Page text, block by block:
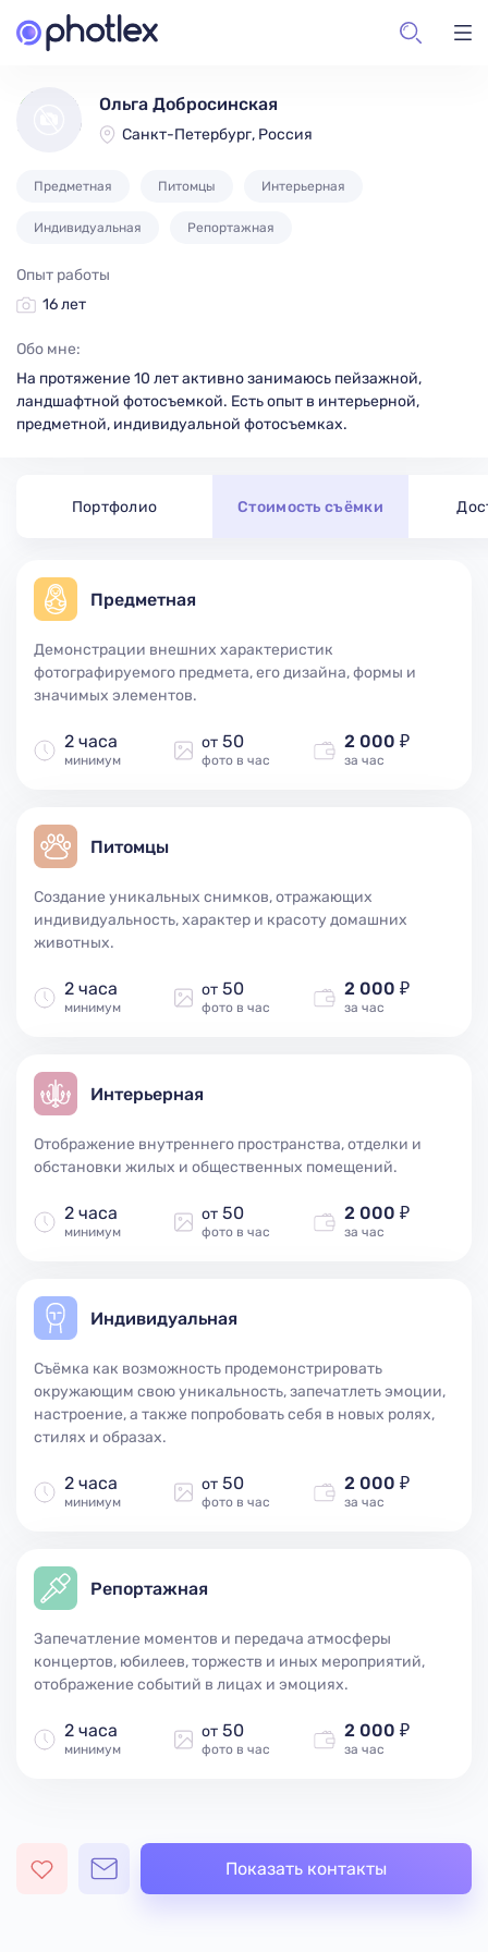
Ольга Добросинская
Санкт-Петербург, Россия
Предметная Питомцы Интерьерная
Индивидуальная Репортажная
Обо мне:
На протяжение 10 лет активно занимаюсь пейзажной,
ландшафтной фотосъемкой. Есть опыт в интерьерной,
предметной, индивидуальной фотосъемках.
Опыт работы
16 лет
Портфолио Стоимость съёмки
Предметная
Демонстрации внешних характеристик
фотографируемого предмета, его дизайна, формы и
значимых элементов.
2 часа
минимум
от50
фото в час
2 000 ₽
за час
Питомцы
Создание уникальных снимков, отражающих
индивидуальность, характер и красоту домашних
животных.
2 часа
минимум
от50
фото в час
2 000 ₽
за час
Интерьерная
Отображение внутреннего пространства, отделки и
обстановки жилых и общественных помещений.
2 часа
минимум
от50
фото в час
2 000 ₽
за час
Индивидуальная
Съёмка как возможность продемонстрировать
окружающим свою уникальность, запечатлеть эмоции,
настроение, а также попробовать себя в новых ролях,
стилях и образах.
2 часа
минимум
от50
фото в час
2 000 ₽
за час
Репортажная
Запечатление моментов и передача атмосферы
концертов, юбилеев, торжеств и иных мероприятий,
отображение событий в лицах и эмоциях.
2 часа
минимум
от50
фото в час
2 000 ₽
за час
Показать контакты